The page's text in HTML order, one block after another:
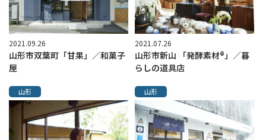
2021.09.26
山形市双葉町「甘果」／和菓子
屋
2021.07.26
山形市新山 「発酵素材®︎」／暮
らしの道具店
山形 山形